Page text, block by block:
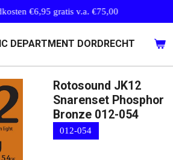
DEPARTMENT DORDRECHT
€6,95 gratis v.a. €75,00
Rotosound JK12
Snarenset Phosphor
Bronze 012-054
012-054